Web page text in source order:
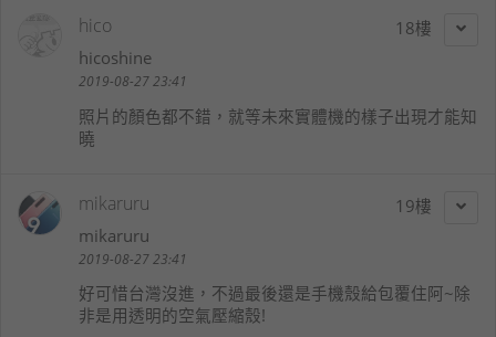
18
hico
hicoshine
2019-08-27 23:41
照片的顏色都不錯，就等未來實體機的樣子出現才能知
曉
19
mikaruru
mikaruru
2019-08-27 23:41
好可惜台灣沒進，不過最後還是手機殼給包覆住阿~除
非是用透明的空氣壓縮殼!